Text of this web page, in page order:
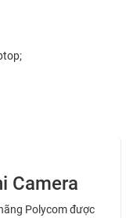
Camera
Polycom được